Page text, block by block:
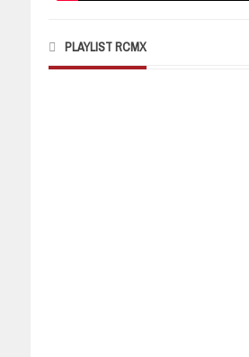
PLAYLIST RCMX